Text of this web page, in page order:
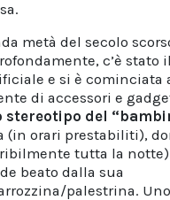
metà del secolo
c’è stato
e si è cominciata
di accessori e
stereotipo del
(in orari prestabiliti),
tutta la notte)
beato dalla sua
palestrina.